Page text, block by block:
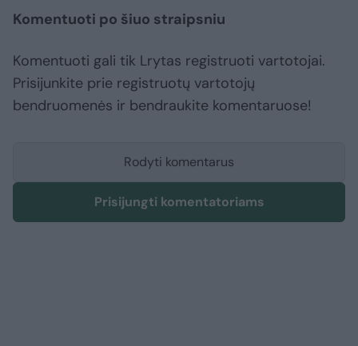
Komentuoti po šiuo straipsniu
Komentuoti gali tik Lrytas registruoti vartotojai.
Prisijunkite prie registruotų vartotojų
bendruomenės ir bendraukite komentaruose!
Rodyti komentarus
Prisijungti komentatoriams